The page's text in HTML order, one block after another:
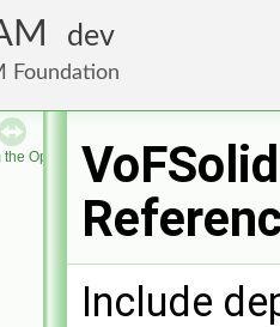
dev
Foundation
the OpenFOAM Foundation
Include